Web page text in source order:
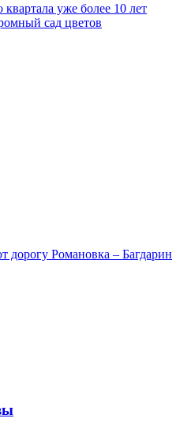
уже более 10 лет
сад цветов
дорогу Романовка – Багдарин